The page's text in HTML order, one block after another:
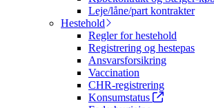
Leje/låne/part kontrakter
Hestehold
Regler for hestehold
Registrering og hestepas
Ansvarsforsikring
Vaccination
CHR-registrering
Konsumstatus